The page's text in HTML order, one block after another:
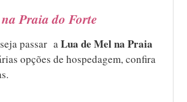
Praia do Forte
passar aLua de Mel na Praia
opções de hospedagem, confira